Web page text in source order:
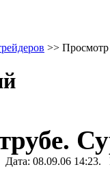
>>
08.09.06